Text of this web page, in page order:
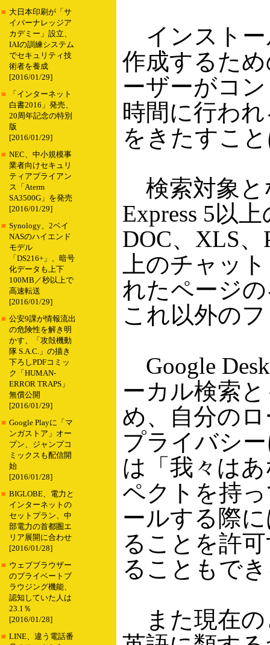
■ 大日本印刷が「サ
イバーナレッジア
カデミー」設立、
IAIの訓練システム
でセキュリティ技
術者を養成
[2016/01/29]
■
「インターネット
白書2016」発売、
20周年記念の特別
版
[2016/01/29]
■ NEC、中小規模事
業者向けセキュリ
ティアプライアン
ス「Aterm
SA3500G」を発売
[2016/01/29]
■ Synology、2ベイ
NASのハイエンド
モデル
「DS216+」、暗号
化データも上下
100MB／秒以上で
高速転送
[2016/01/29]
■ 公安9課が情報流出
の危険性を解き明
かす、「攻殻機動
隊 S.A.C.」の描き
下ろしPDFコミッ
ク「HUMAN-
ERROR TRAPS」
無償公開
[2016/01/29]
■ Google Playに「マ
ンガストア」オー
プン、ジャンプコ
ミックスも配信開
始
[2016/01/28]
■ BIGLOBE、電力と
インターネットの
セットプラン、中
部電力の首都圏エ
リア展開に合わせ
[2016/01/28]
■ ウェブブラウザー
のプライベートブ
ラウジング機能、
認知していた人は
23.1％
[2016/01/28]
■ LINE、違う電話番
インストー
作成するた
ーザーがコ
時間に行わ
をきたすこ
検索対象と
Express 5以
DOC、XLS
上のチャッ
れたページ
これ以外の
Google
ーカル検索
め、自分の
プライバシ
は「我々は
ペクトを持
ールする際
ることを許
ることもで
また現在の